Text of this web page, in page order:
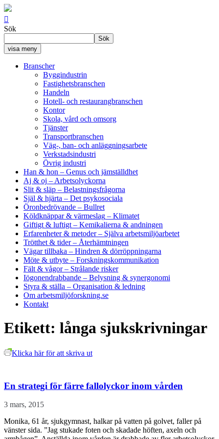

Sök
Sök
visa meny
Branscher
Byggindustrin
Fastighetsbranschen
Handeln
Hotell- och restaurangbranschen
Kontor
Skola, vård och omsorg
Tjänster
Transportbranschen
Väg-, ban- och anläggningsarbete
Verkstadsindustri
Övrig industri
Han & hon – Genus och jämställdhet
Aj & oj – Arbetsolyckorna
Slit & släp – Belastningsfrågorna
Själ & hjärta – Det psykosociala
Öronbedrövande – Bullret
Köldknäppar & värmeslag – Klimatet
Giftigt & luftigt – Kemikalierna & andningen
Erfarenheter & metoder– Själva arbetsmiljöarbetet
Trötthet & tider– Återhämtningen
Vägar tillbaka – Hindren & dörröppningarna
Möte & utbyte – Forskningskommunikation
Fält & vågor– Strålande risker
Iögonendrabbande – Belysning & synergonomi
Styra & ställa – Organisation & ledning
Om arbetsmiljöforskning.se
Kontakt
Etikett: långa sjukskrivningar
Klicka här för att skriva ut
En strategi för färre fallolyckor inom vården
3 mars, 2015
Monika, 61 år, sjukgymnast, halkar på vatten på golvet, faller på
vänster sida. ”Jag stukade foten och skadade höften, axeln och